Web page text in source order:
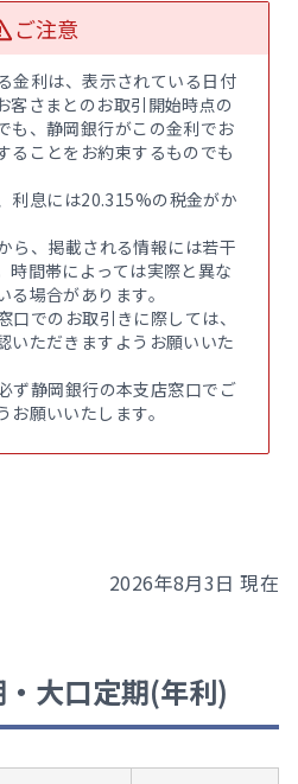
決済・支払いサービス
しずぎんラップ
FACE CASH for 静岡銀
貸金庫
Web口振
預金金利
ローン金利
外国為替相場
るご相談
ー
体型
方法へ
ビス
ご注意
金利は、表示されている日付
客さまとのお取引開始時点の
も、静岡銀行がこの金利でお
ることをお約束するものでも
利息には20.315%の税金がか
ら、掲載される情報には若干
時間帯によっては実際と異な
場合があります。
口でのお取引きに際しては、
いただきますようお願いいた
ず静岡銀行の本支店窓口でご
願いいたします。
2026年8月3日 現在
大口定期(年利)